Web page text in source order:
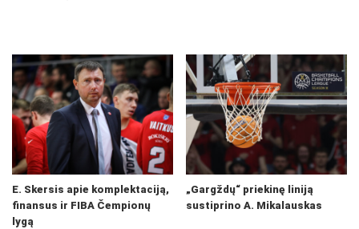
E. Skersis apie komplektaciją,
finansus ir FIBA Čempionų
lygą
„Gargždų“ priekinę liniją
sustiprino A. Mikalauskas